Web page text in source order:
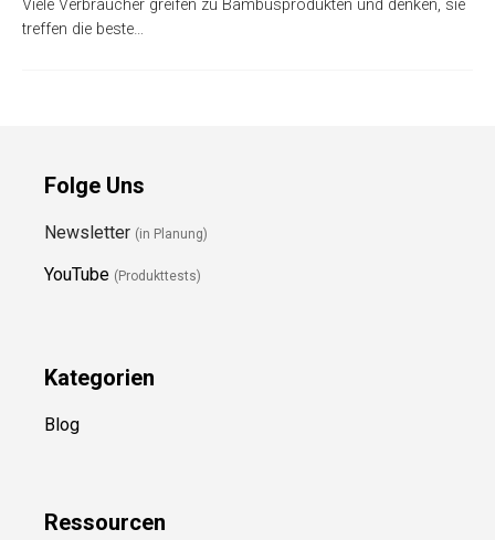
Viele Verbraucher greifen zu Bambusprodukten und denken, sie
treffen die beste…
Folge Uns
Newsletter (in Planung)
YouTube (Produkttests)
Kategorien
Blog
Ressourcen